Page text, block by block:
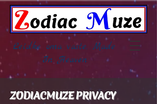
Leidke oma vaste, Made
In Heaven
ZODIACMUZE PRIVACY